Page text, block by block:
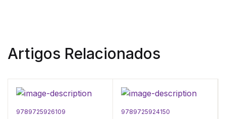
Artigos Relacionados
9789725926109 9789725924150